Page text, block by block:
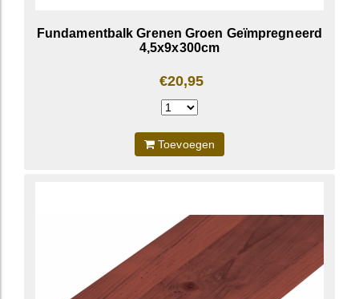
Fundamentbalk Grenen Groen Geïmpregneerd
4,5x9x300cm
€20,95
Toevoegen